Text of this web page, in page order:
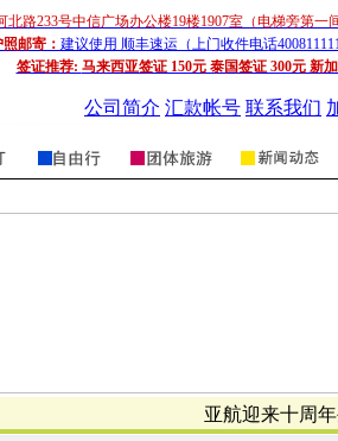
北路233号中信广场办公楼19楼1907室（电梯旁第一
照邮寄： 建议使用 顺丰速运（上门收件电话
签证推荐: 马来西亚签证 150元 泰国签证 300元 新
公司简介 汇款帐号 联系我们
亚航迎来十周